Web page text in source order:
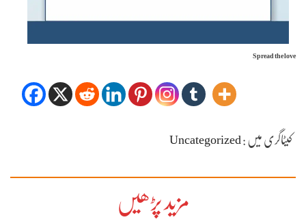
Spread the love
کیٹاگری میں : Uncategorized
مزید پڑھیں